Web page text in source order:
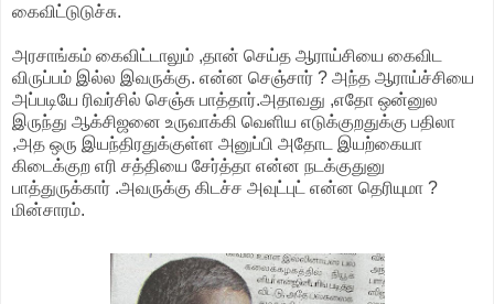
கைவிட்டுடுச்சு.
அரசாங்கம் கைவிட்டாலும் ,தான் செய்த ஆராய்சியை கைவிட
விருப்பம் இல்ல இவருக்கு. என்ன செஞ்சார் ? அந்த ஆராய்ச்சியை
அப்படியே ரிவர்சில் செஞ்சு பாத்தார்.அதாவது ,எதோ ஒன்னுல
இருந்து ஆக்சிஜனை உருவாக்கி வெளிய எடுக்குறதுக்கு பதிலா
,அத ஒரு இயந்திரதுக்குள்ள அனுப்பி அதோட இயற்கையா
கிடைக்குற எரி சத்தியை சேர்த்தா என்ன நடக்குதுனு
பாத்துருக்கார் .அவருக்கு கிடச்ச அவுட்புட் என்ன தெரியுமா ?
மின்சாரம்.